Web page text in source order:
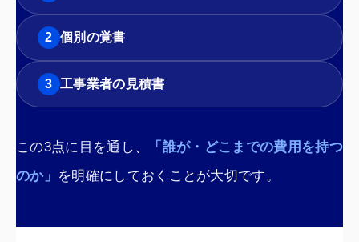
2 個別の覚書
3 工事業者の見積書
この3点に目を通し、
「誰が・どこまでの費用を持つ
のか」 を明確にしておくことが大切です。